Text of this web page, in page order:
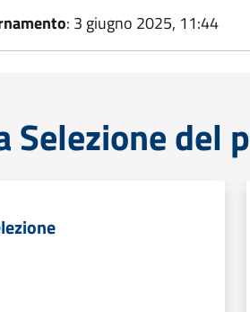
: 3 giugno 2025, 11:44
Selezione del